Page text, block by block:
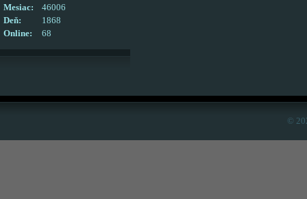
Online: 68
Mesiac:
46006
Deň:
1868
©